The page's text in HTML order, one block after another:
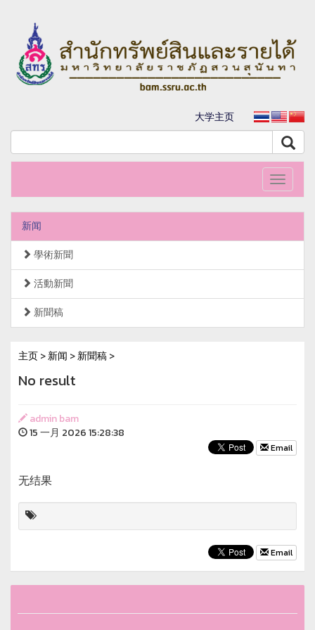
大学主页
Toggle
新闻
學術新聞
活動新聞
新聞稿
主页>新闻 >新聞稿>
No result
admin bam
15 一月 2026 15:28:38
Email
无结果
Email